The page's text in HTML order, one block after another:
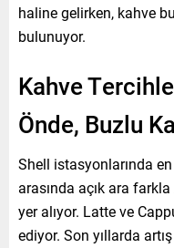
haline gelirken, kahve
bulunuyor.
Kahve
Önde, Buzlu
Shell istasyonlarında
arasında açık ara farkla
yer alıyor. Latte ve
ediyor. Son yıllarda